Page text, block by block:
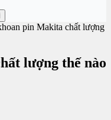
pin Makita chất lượng
lượng thế nào